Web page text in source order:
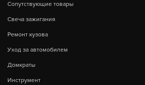
Сопутствующие товары
Свеча зажигания
Ремонт кузова
Уход за автомобилем
Домкраты
Инструмент